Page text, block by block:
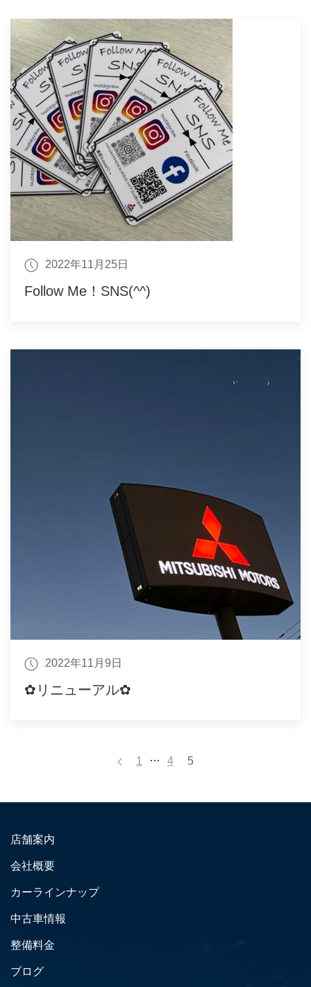
2022年11月25日
Follow Me！SNS(^^)
2022年11月9日
✿リニューアル✿
1 … 4 5
店舗案内
会社概要
カーラインナップ
中古車情報
整備料金
ブログ